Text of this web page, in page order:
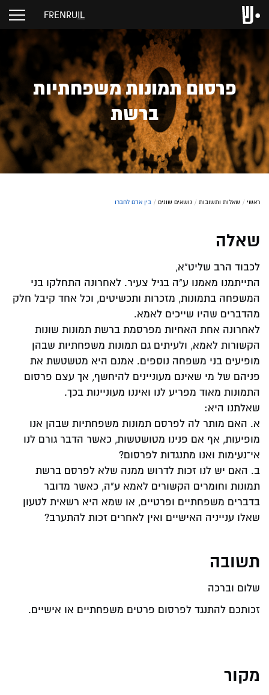
IL
RU
EN
FR
פרסום תמונות משפחתיות
ברשת
ראשי / שאלות ותשובות / נושאים שונים / בין אדם לחברו
שאלה
לכבוד הרב שליט"א,
התייתמנו מאמנו ע"ה בגיל צעיר. לאחרונה התחלקו בני
המשפחה בתמונות, מזכרות ותכשיטים, וכל אחד קיבל חלק
מהדברים שהיו שייכים לאמא.
לאחרונה אחת האחיות מפרסמת ברשת תמונות שונות
הקשורות לאמא, ולעיתים גם תמונות משפחתיות שבהן
מופיעים בני משפחה נוספים. אמנם היא מטשטשת את
פניהם של מי שאינם מעוניינים להיחשף, אך עצם פרסום
התמונות מאוד מפריע לנו ואיננו מעוניינות בכך.
שאלתנו היא:
א. האם מותר לה לפרסם תמונות משפחתיות שבהן אנו
מופיעות, אף אם פנינו מטושטשות, כאשר הדבר גורם לנו
אי־נעימות ואנו מתנגדות לפרסום?
ב. האם יש לנו זכות לדרוש ממנה שלא לפרסם ברשת
תמונות וחומרים הקשורים לאמא ע"ה, כאשר מדובר
בדברים משפחתיים ופרטיים, או שמא היא רשאית לטעון
שאלו ענייניה האישיים ואין לאחרים זכות להתערב?
תשובה
שלום וברכה
זכותכם להתנגד לפרסום פרטים משפחתיים או אישיים.
מקור